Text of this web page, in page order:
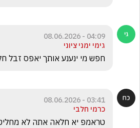
04:09 - 08.06.2026
גימי ימני ציוני
חפש מי ינענע אותך יאפס זבל
03:41 - 08.06.2026
כרמי חלבי
טראמפ יא חלאה אתה לא מחליט